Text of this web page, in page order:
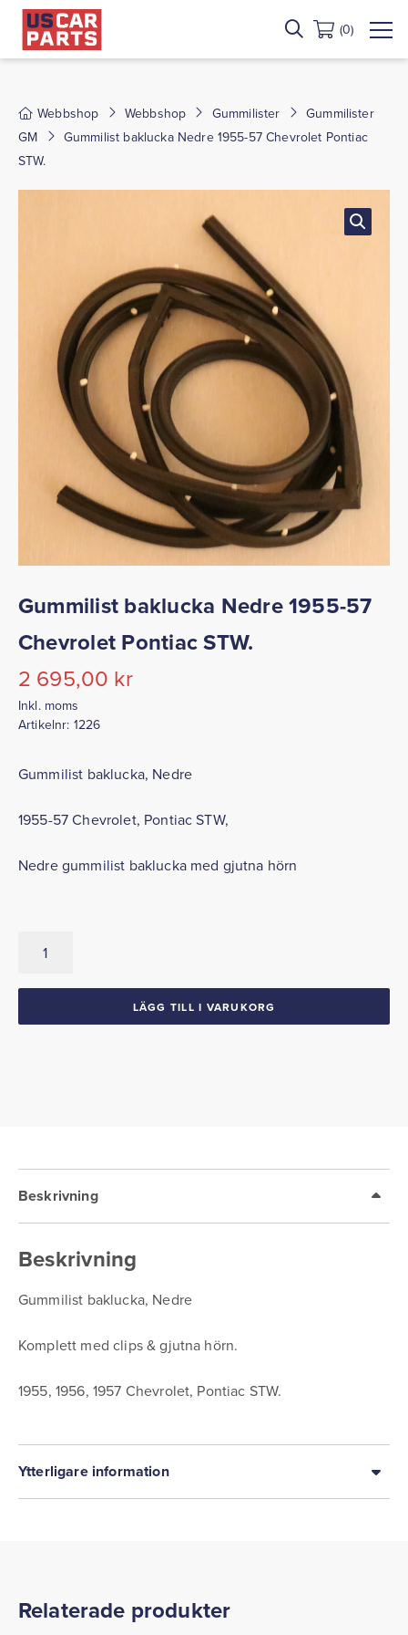
(0)
Webbshop Webbshop Gummilister
Gummilister
GM
Gummilist baklucka Nedre 1955-57 Chevrolet Pontiac
STW.
Gummilist baklucka Nedre 1955-57
Chevrolet Pontiac STW.
2 695,00 kr
Inkl. moms
Artikelnr: 1226
Gummilist baklucka, Nedre
1955-57 Chevrolet, Pontiac STW,
Nedre gummilist baklucka med gjutna hörn
baklucka
LÄGG TILL I VARUKORG
Beskrivning
Beskrivning
Gummilist baklucka, Nedre
Komplett med clips & gjutna hörn.
1955, 1956, 1957 Chevrolet, Pontiac STW.
Ytterligare information
Relaterade produkter